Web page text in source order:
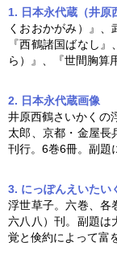
1. 日本永代蔵（井原
くおおかがみ）』
『西鶴諸国ばなし
ら）』、『世間胸算
2. 日本永代蔵画像
井原西鶴さいかくの
太郎、京都・金屋長
刊行。6巻6冊。副題
3. にっぽんえいたい
浮世草子。六巻、各
六八八）刊。副題は
覚と倹約によって富